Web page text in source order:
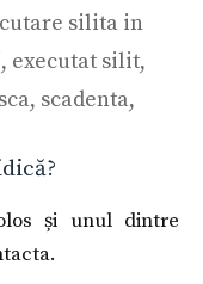
silita in
, executat silit,
, scadenta,
și unul dintre